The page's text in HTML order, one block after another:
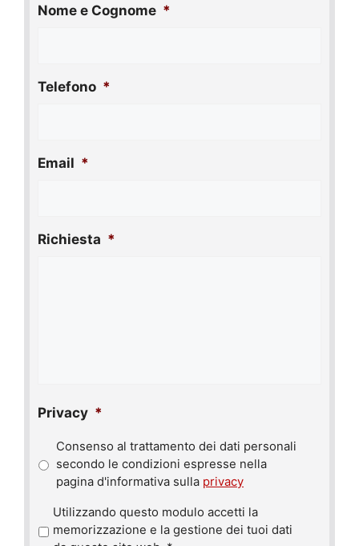
Nome e Cognome *
Telefono *
Email *
Richiesta *
Privacy *
Consenso al trattamento dei dati personali
secondo le condizioni espresse nella
pagina d'informativa sulla privacy
r
Utilizzando questo modulo accetti la
memorizzazione e la gestione dei tuoi dati